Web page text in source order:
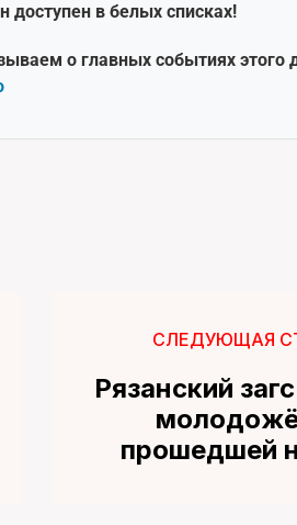
в белых списках!
о главных событиях этого
СЛЕДУЮЩАЯ
Рязанский
прошедшей